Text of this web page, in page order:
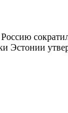
Эстонии